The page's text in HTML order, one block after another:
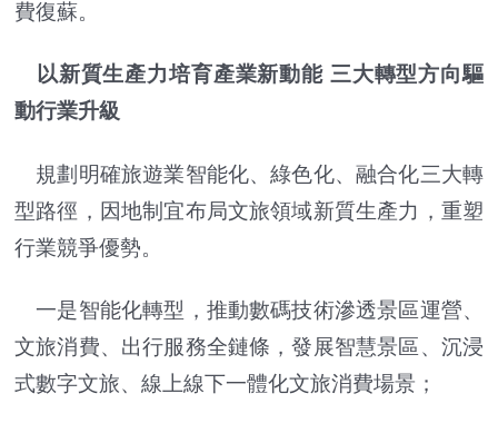
費復蘇。
以新質生產力培育產業新動能 三大轉型方向驅
動行業升級
規劃明確旅遊業智能化、綠色化、融合化三大轉
型路徑，因地制宜布局文旅領域新質生產力，重塑
行業競爭優勢。
一是智能化轉型，推動數碼技術滲透景區運營、
文旅消費、出行服務全鏈條，發展智慧景區、沉浸
式數字文旅、線上線下一體化文旅消費場景；